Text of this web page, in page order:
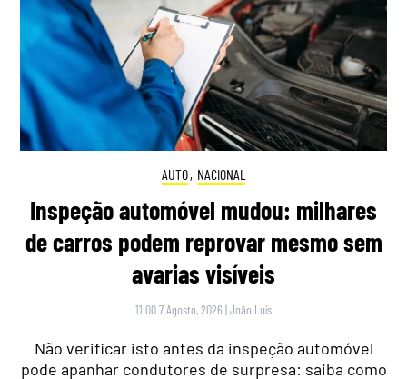
AUTO, NACIONAL
Inspeção automóvel mudou: milhares
de carros podem reprovar mesmo sem
avarias visíveis
11:00 7 Agosto, 2026 |João Luís
Não verificar isto antes da inspeção automóvel
pode apanhar condutores de surpresa: saiba como